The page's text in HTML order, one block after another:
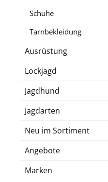
Schuhe
Tarnbekleidung
Ausrüstung
Lockjagd
Jagdhund
Jagdarten
Neu im Sortiment
Angebote
Marken